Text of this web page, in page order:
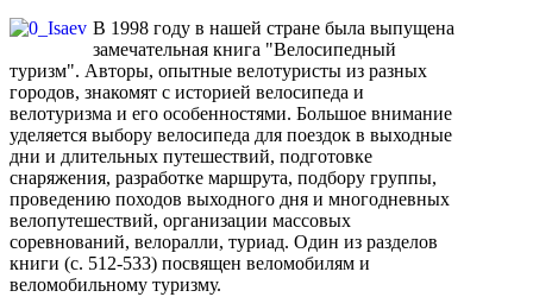
В 1998 году в нашей стране была выпущена
замечательная книга "Велосипедный
туризм". Авторы, опытные велотуристы из разных
городов, знакомят с историей велосипеда и
велотуризма и его особенностями. Большое внимание
уделяется выбору велосипеда для поездок в выходные
дни и длительных путешествий, подготовке
снаряжения, разработке маршрута, подбору группы,
проведению походов выходного дня и многодневных
велопутешествий, организации массовых
соревнований, велоралли, туриад. Один из разделов
книги (с. 512-533) посвящен веломобилям и
веломобильному туризму.